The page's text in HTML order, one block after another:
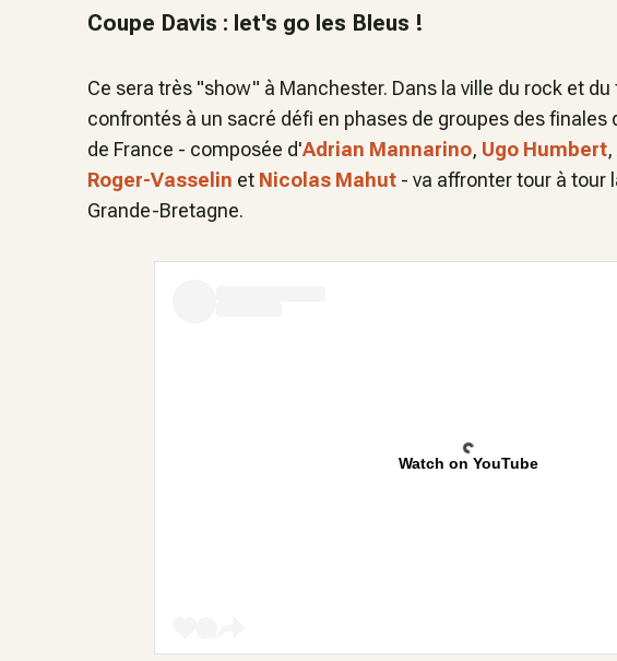
Coupe Davis : let's go les Bleus !
Ce sera très "show" à Manchester. Dans la ville du rock et
confrontés à un sacré défi en phases de groupes des finales
de France - composée d'Adrian Mannarino, Ugo Humbert,
Roger-Vasselin et Nicolas Mahut - va affronter tour à tour
Grande-Bretagne.
Watch on YouTube